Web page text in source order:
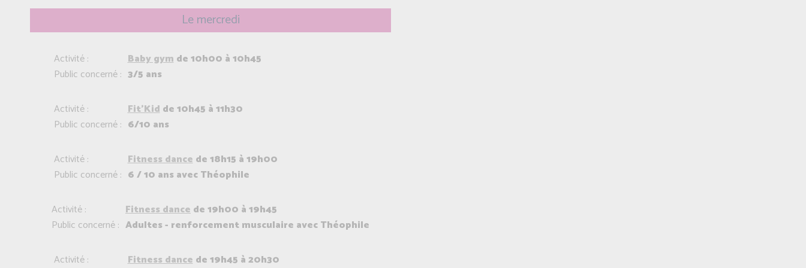
Le mercredi
Activité : Baby gym de 10h00 à 10h45
Public concerné : 3/5 ans
Activité : Fit'Kid de 10h45 à 11h30
Public concerné : 6/10 ans
Activité : Fitness dance de 18h15 à 19h00
Public concerné : 6 / 10 ans avec Théophile
Activité : Fitness dancede 19h00 à 19h45
Public concerné : Adultes - renforcement musculaire avec Théophile
Activité : Fitness dance de 19h45 à 20h30